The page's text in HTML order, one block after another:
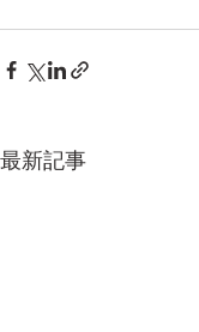
最新記事